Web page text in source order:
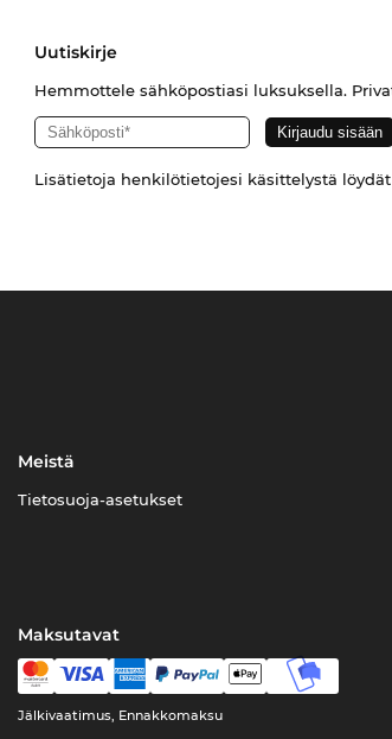
Uutiskirje
Hemmottele sähköpostiasi luksuksella.
Lisätietoja henkilötietojesi käsittelystä löydät
Meistä
Tietosuoja-asetukset
Maksutavat
Jälkivaatimus, Ennakkomaksu